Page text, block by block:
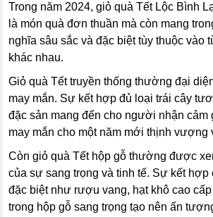
Trong năm 2024, giỏ quà Tết Lộc Bình
là món quà đơn thuần mà còn mang
nghĩa sâu sắc và đặc biệt tùy thuộc vào
khác nhau.
Giỏ quà Tết truyền thống thường đại
may mắn. Sự kết hợp đủ loại trái cây
đặc sản mang đến cho người nhận cảm
may mắn cho một năm mới thịnh vượng
Còn giỏ quà Tết hộp gỗ thường được
của sự sang trọng và tinh tế. Sự kết hợp
đặc biệt như rượu vang, hạt khô cao
trong hộp gỗ sang trọng tạo nên ấn